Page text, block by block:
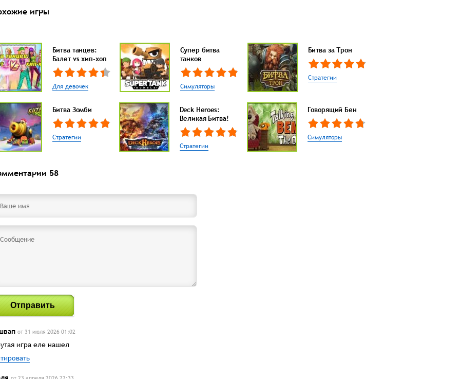
игры
Битва танцев:
Балет vs хип-хоп
Для девочек
Супер битва
танков
Симуляторы
Битва за Трон
Стратегии
Битва Зомби
Стратегии
Deck Heroes:
Великая Битва!
Стратегии
Говорящий Бен
Симуляторы
58
Отправить
от 31 июля 2026 01:02
игра еле нашел